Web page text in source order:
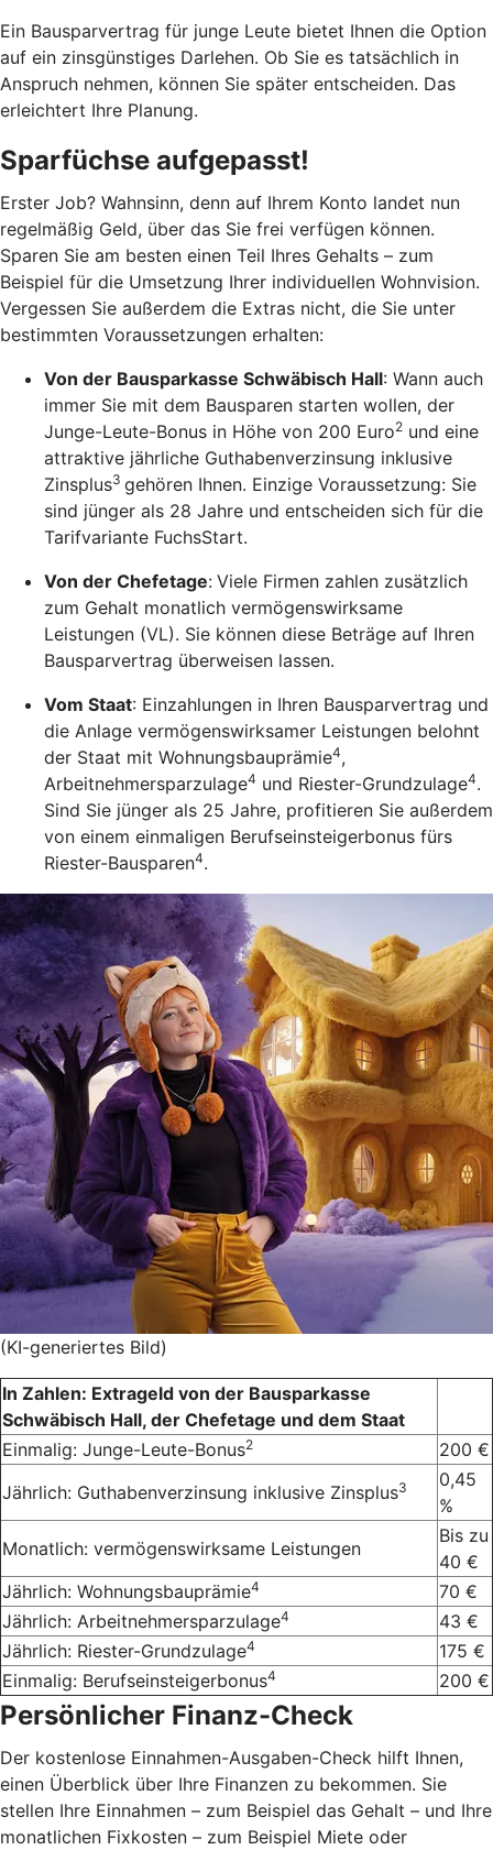
Ein Bausparvertrag für junge Leute bietet Ihnen die Option
auf ein zinsgünstiges Darlehen. Ob Sie es tatsächlich in
Anspruch nehmen, können Sie später entscheiden. Das
erleichtert Ihre Planung.
Sparfüchse aufgepasst!
Erster Job? Wahnsinn, denn auf Ihrem Konto landet nun
regelmäßig Geld, über das Sie frei verfügen können.
Sparen Sie am besten einen Teil Ihres Gehalts – zum
Beispiel für die Umsetzung Ihrer individuellen Wohnvision.
Vergessen Sie außerdem die Extras nicht, die Sie unter
bestimmten Voraussetzungen erhalten:
Von der Bausparkasse Schwäbisch Hall: Wann auch
immer Sie mit dem Bausparen starten wollen, der
Junge-Leute-Bonus in Höhe von 200 Euro2 und eine
attraktive jährliche Guthabenverzinsung inklusive
Zinsplus3 gehören Ihnen. Einzige Voraussetzung: Sie
sind jünger als 28 Jahre und entscheiden sich für die
Tarifvariante FuchsStart.
Von der Chefetage: Viele Firmen zahlen zusätzlich
zum Gehalt monatlich vermögenswirksame
Leistungen (VL). Sie können diese Beträge auf Ihren
Bausparvertrag überweisen lassen.
Vom Staat: Einzahlungen in Ihren Bausparvertrag und
die Anlage vermögenswirksamer Leistungen belohnt
der Staat mit Wohnungsbauprämie4,
Arbeitnehmersparzulage4 und Riester-Grundzulage4.
Sind Sie jünger als 25 Jahre, profitieren Sie außerdem
von einem einmaligen Berufseinsteigerbonus fürs
Riester-Bausparen4.
(KI-generiertes Bild)
In Zahlen: Extrageld von der Bausparkasse
Schwäbisch Hall, der Chefetage und dem Staat
Einmalig: Junge-Leute-Bonus2
200 €
Jährlich: Guthabenverzinsung inklusive Zinsplus3
0,45
%
Monatlich: vermögenswirksame Leistungen
Bis zu
40 €
Jährlich: Wohnungsbauprämie4
70 €
Jährlich: Arbeitnehmersparzulage4
43 €
Jährlich: Riester-Grundzulage4
175 €
Einmalig: Berufseinsteigerbonus4 200 €
Persönlicher Finanz-Check
Der kostenlose Einnahmen-Ausgaben-Check hilft Ihnen,
einen Überblick über Ihre Finanzen zu bekommen. Sie
stellen Ihre Einnahmen – zum Beispiel das Gehalt – und Ihre
monatlichen Fixkosten – zum Beispiel Miete oder